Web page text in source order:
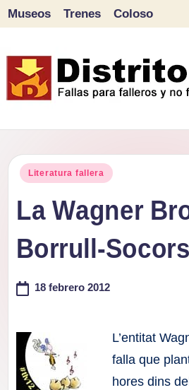
contenido
Museos Trenes Coloso
Publicado
Literatura fallera
La Wagner
Borrull-
18 febrero 2012
L’entitat
falla que
hores dins